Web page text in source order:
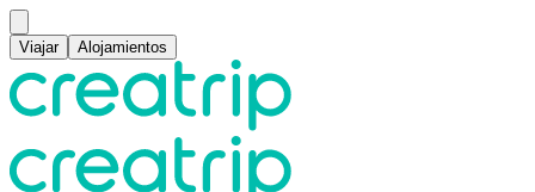
Viajar Alojamientos